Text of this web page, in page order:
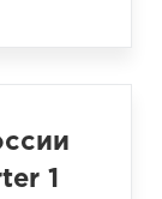
1